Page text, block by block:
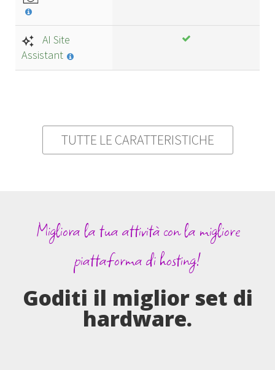
AI Site
Assistant
TUTTE LE CARATTERISTICHE
Migliora la tua attività con la migliore
piattaforma di hosting!
Goditi il miglior set di
hardware.